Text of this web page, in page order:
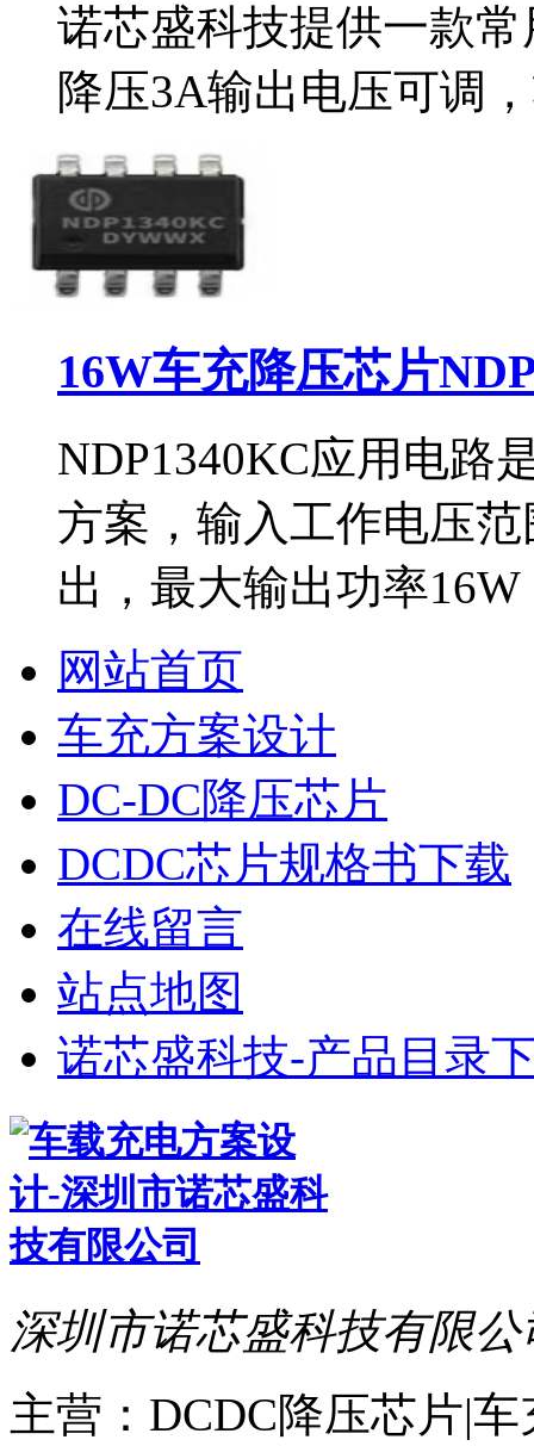
诺芯盛科技提供一款常
降压3A输出电压可调
16W车充降压芯片
NDP1340KC应用电路
方案，输入工作电压
出，最大输出功率
网站首页
车充方案设计
DC-DC降压芯片
DCDC芯片规格书下载
在线留言
站点地图
诺芯盛科技-产品目录
深圳市诺芯盛科技有限公
主营：DCDC降压芯片|